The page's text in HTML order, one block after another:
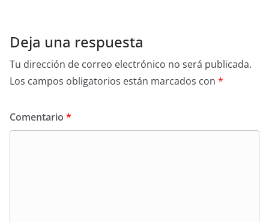
Deja una respuesta
Tu dirección de correo electrónico no será publicada.
Los campos obligatorios están marcados con *
Comentario *